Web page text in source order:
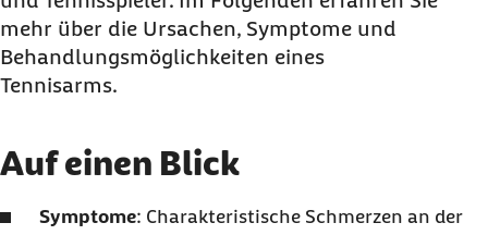
Verlauf: Wie entwickelt sich ein Tennisarm im
Laufe der Zeit?
Diagnose: Wie wird ein Tennisarm festgestellt?
Tennisarm vorzubeugen?
mehr über die Ursachen, Symptome und
Behandlungsmöglichkeiten eines
Tennisarms.
Auf einen Blick
Symptome: Charakteristische Schmerzen an der